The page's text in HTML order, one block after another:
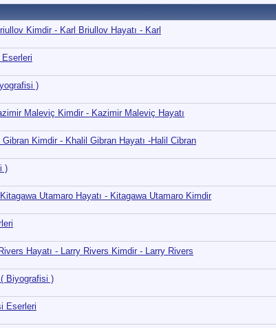
Kimdir - Karl Briullov Hayatı - Karl
)
Maleviç Kimdir - Kazimir Maleviç Hayatı
Kimdir - Khalil Gibran Hayatı -Halil Cibran
)
Utamaro Hayatı - Kitagawa Utamaro Kimdir
Hayatı - Larry Rivers Kimdir - Larry Rivers
( Biyografisi )
Eserleri